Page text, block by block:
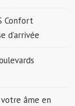
Confort
d’arrivée
âme en